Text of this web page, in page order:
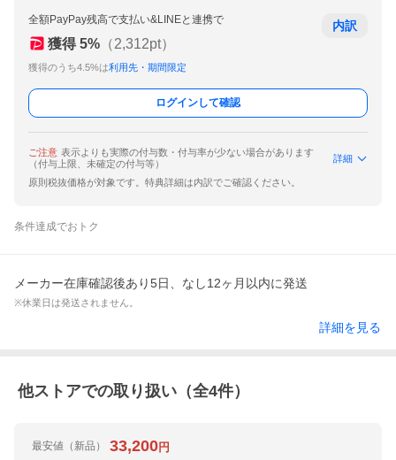
全額PayPay残高で支払い&LINEと連携で
獲得 5% （2,312pt）
獲得のうち4.5%は利用先・期間限定
内訳
ログインして確認
ご注意 表示よりも実際の付与数・付与率が少ない場合があります
（付与上限、未確定の付与等）
詳細
原則税抜価格が対象です。特典詳細は内訳でご確認ください。
条件達成でおトク
メーカー在庫確認後あり5日、なし12ヶ月以内に発送
※休業日は発送されません。
詳細を見る
他ストアでの取り扱い（全4件）
最安値 （新品） 33,200円